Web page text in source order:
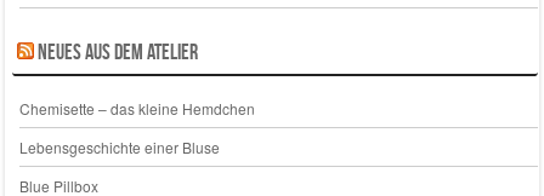
Neues aus dem Atelier
Chemisette – das kleine Hemdchen
Lebensgeschichte einer Bluse
Blue Pillbox